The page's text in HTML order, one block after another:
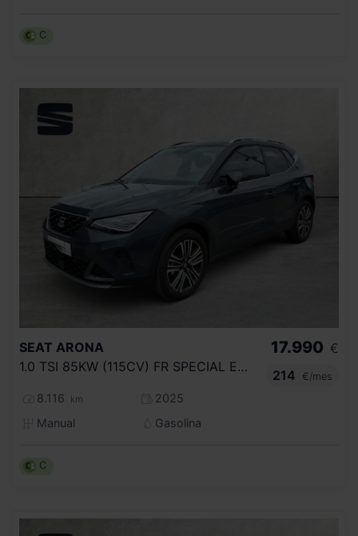
C
SEAT ARONA
1.0 TSI 85KW (115CV) FR SPECIAL EDITION
8.116 km
2025
Manual
Gasolina
17.990 €
214
€/mes
C